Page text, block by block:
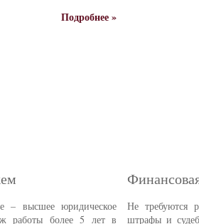
Подробнее »
– высшее юридическое
работы более 5 лет в
Не требуются
штрафы и